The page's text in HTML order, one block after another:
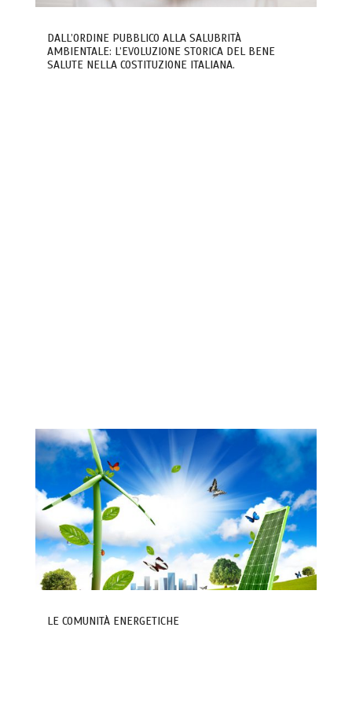
DALL’ORDINE PUBBLICO ALLA SALUBRITÀ
AMBIENTALE: L’EVOLUZIONE STORICA DEL BENE
SALUTE NELLA COSTITUZIONE ITALIANA.
LE COMUNITÀ ENERGETICHE